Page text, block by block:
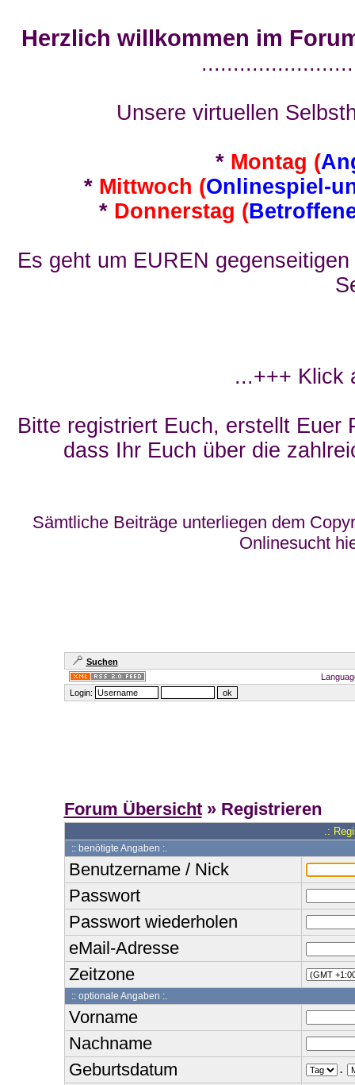
Herzlich willkommen im
Unsere virtuellen
* Montag (
* Mittwoch (Onlinespiel-
* Donnerstag (
Es geht um EUREN
...+++ Klick
Bitte registriert Euch, erstellt Euer
dass Ihr Euch über die
Sämtliche Beiträge unterliegen dem
Onlinesucht
Suchen
Login:
Forum Übersicht» Registrieren
.:
:: benötigte Angaben :.
Benutzername / Nick
Passwort
Passwort wiederholen
eMail-Adresse
Zeitzone
:: optionale Angaben :.
Vorname
Nachname
Geburtsdatum
.